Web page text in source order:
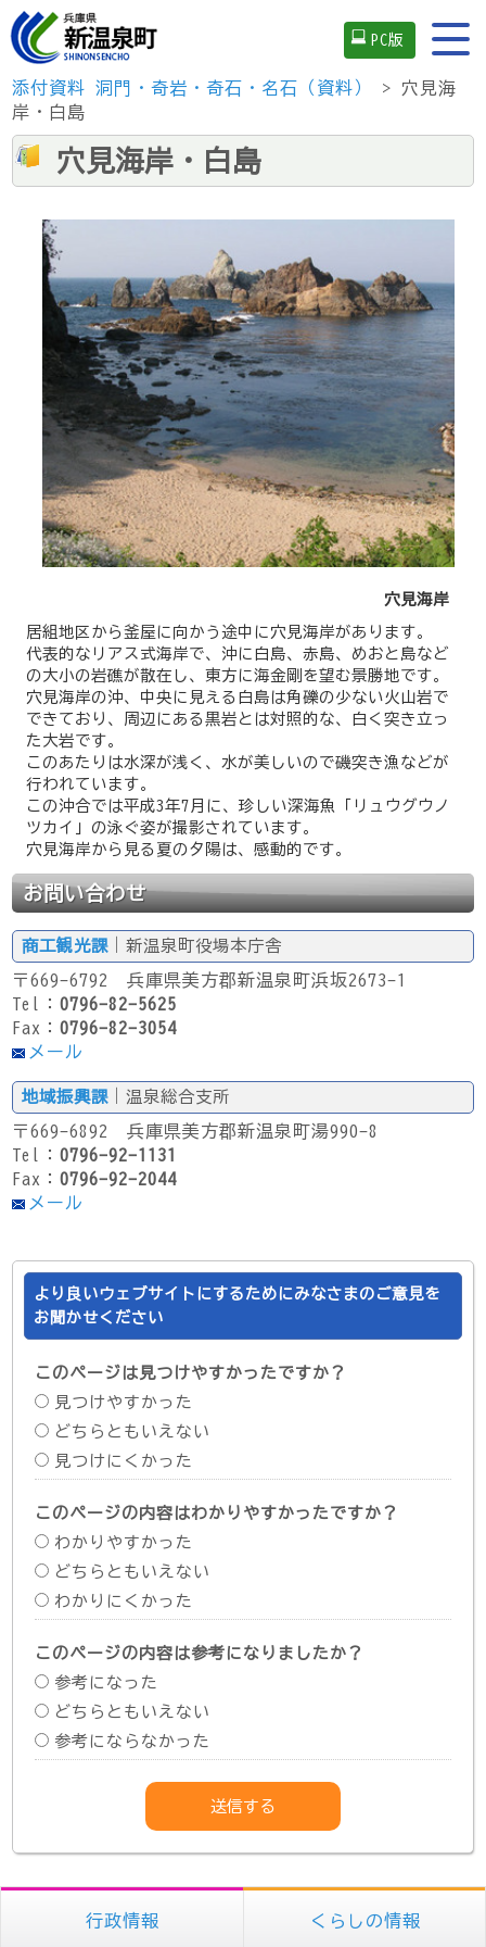
PC版
添付資料 洞門・奇岩・奇石・名石（資料）
> 穴見海
岸・白島
穴見海岸・白島
穴見海岸
居組地区から釜屋に向かう途中に穴見海岸があります。
代表的なリアス式海岸で、沖に白島、赤島、めおと島など
の大小の岩礁が散在し、東方に海金剛を望む景勝地です。
穴見海岸の沖、中央に見える白島は角礫の少ない火山岩で
できており、周辺にある黒岩とは対照的な、白く突き立っ
た大岩です。
このあたりは水深が浅く、水が美しいので磯突き漁などが
行われています。
この沖合では平成3年7月に、珍しい深海魚「リュウグウノ
ツカイ」の泳ぐ姿が撮影されています。
穴見海岸から見る夏の夕陽は、感動的です。
お問い合わせ
商工観光課 ｜新温泉町役場本庁舎
〒669-6792 兵庫県美方郡新温泉町浜坂2673-1
Tel：0796-82-5625
Fax：0796-82-3054
メール
地域振興課 ｜温泉総合支所
〒669-6892 兵庫県美方郡新温泉町湯990-8
Tel：0796-92-1131
Fax：0796-92-2044
メール
より良いウェブサイトにするためにみなさまのご意見を
お聞かせください
このページは見つけやすかったですか？
見つけやすかった
どちらともいえない
見つけにくかった
このページの内容はわかりやすかったですか？
わかりやすかった
どちらともいえない
わかりにくかった
このページの内容は参考になりましたか？
参考になった
どちらともいえない
参考にならなかった
行政情報 くらしの情報